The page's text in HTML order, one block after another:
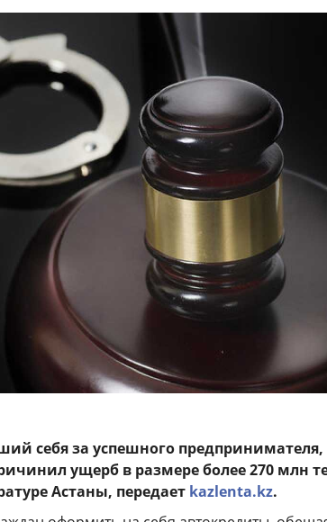
себя за успешного предпринимателя,
ущерб в размере более 270 млн
Астаны, передает kazlenta.kz.